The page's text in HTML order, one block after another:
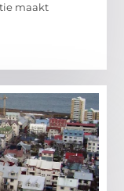
maakt